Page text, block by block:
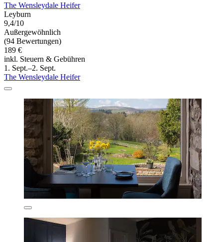
The Wensleydale Heifer
Leyburn
9,4/10
Außergewöhnlich
(94 Bewertungen)
189 €
inkl. Steuern & Gebühren
1. Sept.–2. Sept.
The Wensleydale Heifer